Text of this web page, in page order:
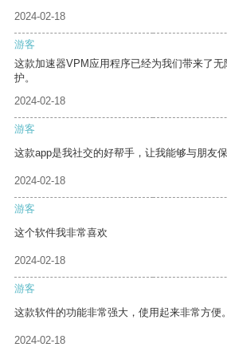
2024-02-18
游客
这款加速器VPM应用程序已经为我们带来了
护。
2024-02-18
游客
这款app是我社交的好帮手，让我能够与朋友
2024-02-18
游客
这个软件我非常喜欢
2024-02-18
游客
这款软件的功能非常强大，使用起来非常方便。
2024-02-18